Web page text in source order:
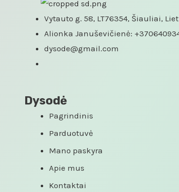
Vytauto g. 58, LT76354, Šiauliai,
Alionka Januševičienė:
dysode@gmail.com
Dysodė
Pagrindinis
Parduotuvė
Mano paskyra
Apie mus
Kontaktai